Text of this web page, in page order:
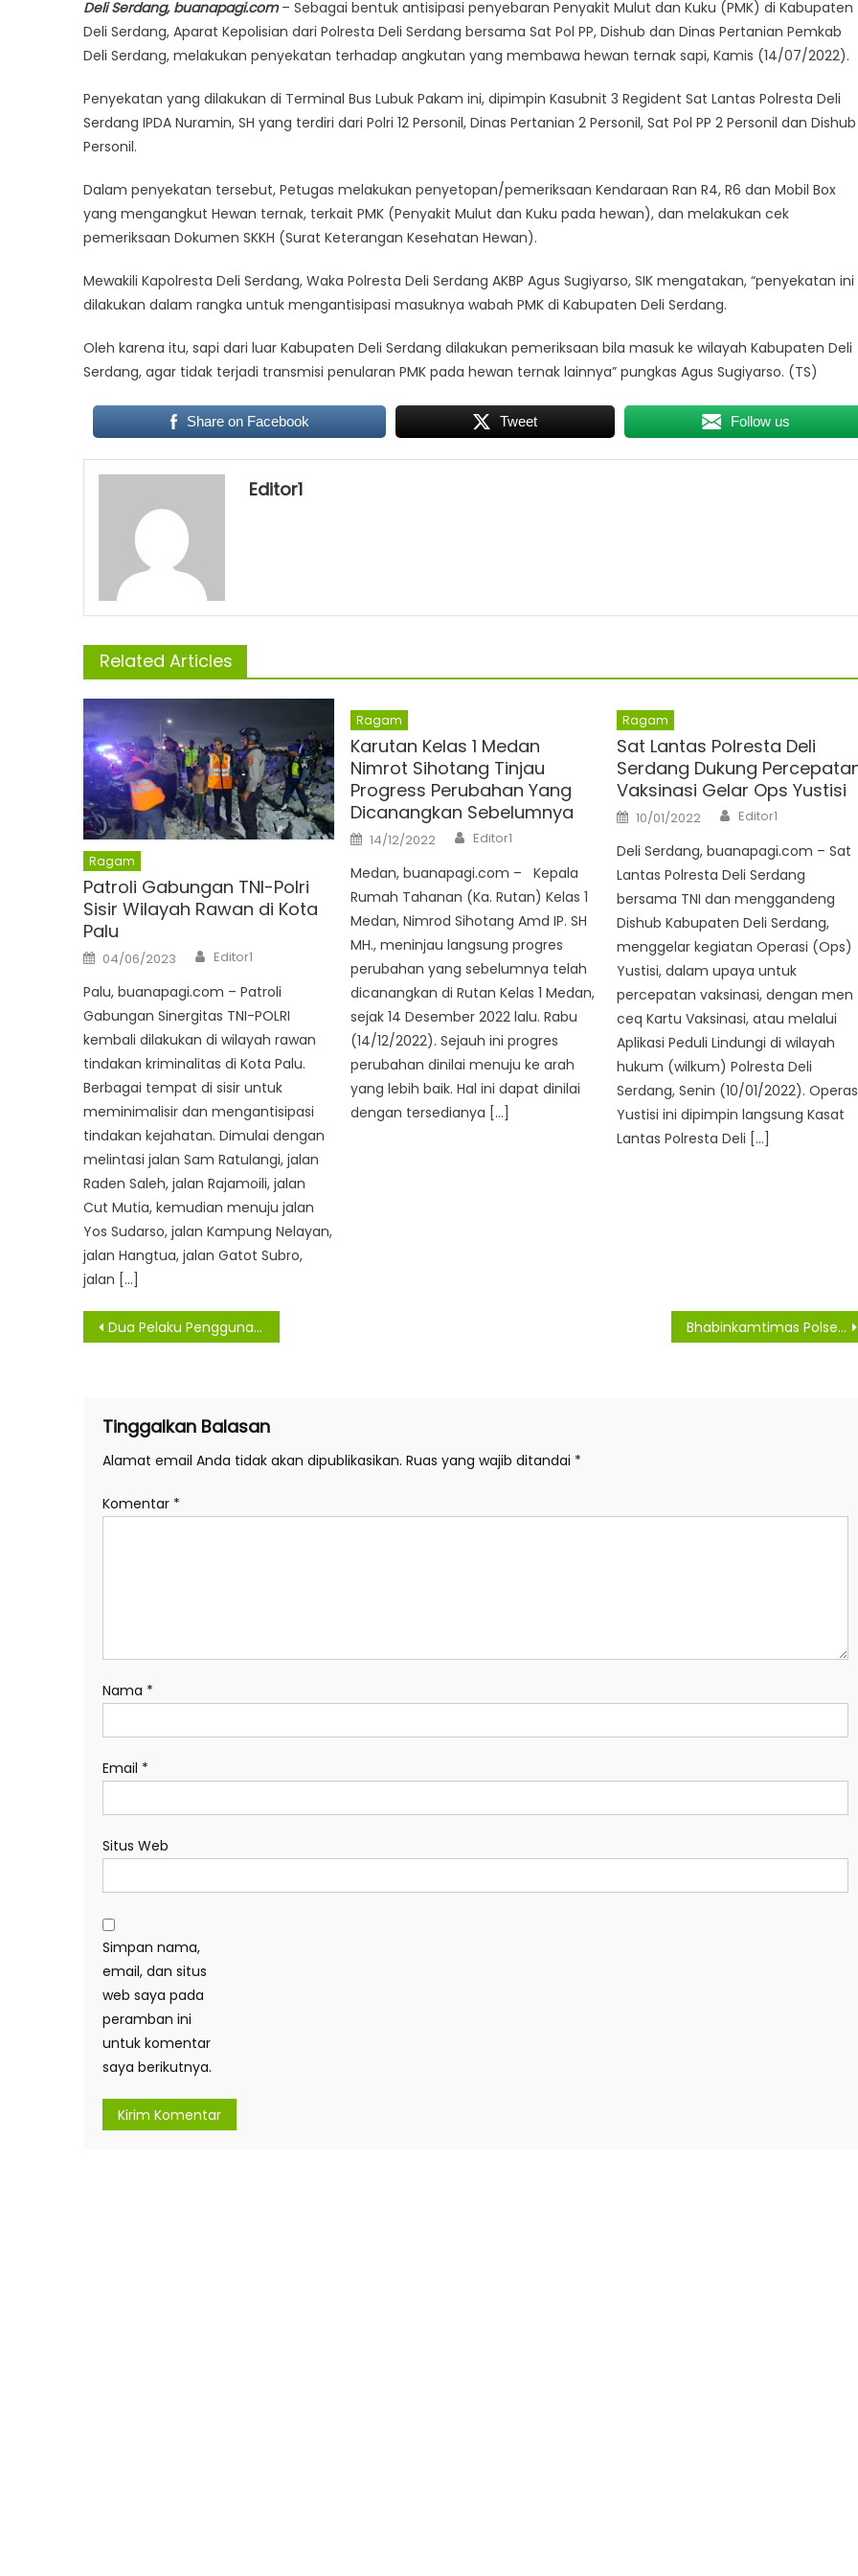
Deli Serdang, buanapagi.com– Sebagai bentuk antisipasi penyebaran Penyakit Mulut dan Kuku (PMK) di Kabupaten
Deli Serdang, Aparat Kepolisian dari Polresta Deli Serdang bersama Sat Pol PP, Dishub dan Dinas Pertanian Pemkab
Deli Serdang, melakukan penyekatan terhadap angkutan yang membawa hewan ternak sapi, Kamis (14/07/2022).
Penyekatan yang dilakukan di Terminal Bus Lubuk Pakam ini, dipimpin Kasubnit 3 Regident Sat Lantas Polresta Deli
Serdang IPDA Nuramin, SH yang terdiri dari Polri 12 Personil, Dinas Pertanian 2 Personil, Sat Pol PP 2 Personil dan
Personil.
Dalam penyekatan tersebut, Petugas melakukan penyetopan/pemeriksaan Kendaraan Ran R4, R6 dan Mobil Box
yang mengangkut Hewan ternak, terkait PMK (Penyakit Mulut dan Kuku pada hewan), dan melakukan cek
pemeriksaan Dokumen SKKH (Surat Keterangan Kesehatan Hewan).
Mewakili Kapolresta Deli Serdang, Waka Polresta Deli Serdang AKBP Agus Sugiyarso, SIK mengatakan, “penyekatan ini
dilakukan dalam rangka untuk mengantisipasi masuknya wabah PMK di Kabupaten Deli Serdang.
Oleh karena itu, sapi dari luar Kabupaten Deli Serdang dilakukan pemeriksaan bila masuk ke wilayah Kabupaten Deli
Serdang, agar tidak terjadi transmisi penularan PMK pada hewan ternak lainnya” pungkas Agus Sugiyarso. (TS)
Share on Facebook Tweet Follow us
Editor1
Related Articles
Ragam
Patroli Gabungan TNI-Polri
Sisir Wilayah Rawan di Kota
Palu
Posted
on
04/06/2023 Author
Editor1
Palu, buanapagi.com – Patroli
Gabungan Sinergitas TNI-POLRI
kembali dilakukan di wilayah rawan
tindakan kriminalitas di Kota Palu.
Berbagai tempat di sisir untuk
meminimalisir dan mengantisipasi
tindakan kejahatan. Dimulai dengan
melintasi jalan Sam Ratulangi, jalan
Raden Saleh, jalan Rajamoili, jalan
Cut Mutia, kemudian menuju jalan
Yos Sudarso, jalan Kampung Nelayan,
jalan Hangtua, jalan Gatot Subro,
jalan […]
Ragam
Karutan Kelas 1 Medan
Nimrot Sihotang Tinjau
Progress Perubahan Yang
Dicanangkan Sebelumnya
Posted
on
14/12/2022 Author
Editor1
Medan, buanapagi.com – Kepala
Rumah Tahanan (Ka. Rutan) Kelas 1
Medan, Nimrod Sihotang Amd IP. SH
MH., meninjau langsung progres
perubahan yang sebelumnya telah
dicanangkan di Rutan Kelas 1 Medan,
sejak 14 Desember 2022 lalu. Rabu
(14/12/2022). Sejauh ini progres
perubahan dinilai menuju ke arah
yang lebih baik. Hal ini dapat dinilai
dengan tersedianya […]
Ragam
Sat Lantas Polresta Deli
Serdang Dukung
Vaksinasi Gelar Ops Yustisi
Posted
on
10/01/2022 Author
Editor1
Deli Serdang, buanapagi.com – Sat
Lantas Polresta Deli Serdang
bersama TNI dan menggandeng
Dishub Kabupaten Deli Serdang,
menggelar kegiatan Operasi (Ops)
Yustisi, dalam upaya untuk
percepatan vaksinasi, dengan men
ceq Kartu Vaksinasi, atau melalui
Aplikasi Peduli Lindungi di wilayah
hukum (wilkum) Polresta Deli
Serdang, Senin (10/01/2022).
Yustisi ini dipimpin langsung Kasat
Lantas Polresta Deli […]
Navigasi
Dua Pelaku Pengguna Narkotika Diringkus Saat GKN Bhabinkamtimas Polsek Air Joman Hadiri Reses Anggota DPRD Provinsi Sumut
Tinggalkan Balasan
Alamat email Anda tidak akan dipublikasikan. Ruas yang wajib ditandai *
Komentar *
Nama *
Email *
Situs Web
Simpan nama,
email, dan situs
web saya pada
peramban ini
untuk komentar
saya berikutnya.